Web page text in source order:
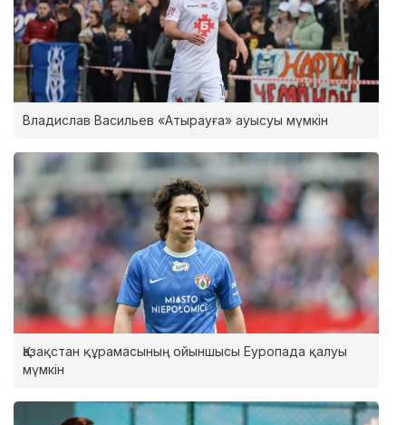
Владислав Васильев «Атырауға» ауысуы мүмкін
Қазақстан құрамасының ойыншысы Еуропада қалуы
мүмкін